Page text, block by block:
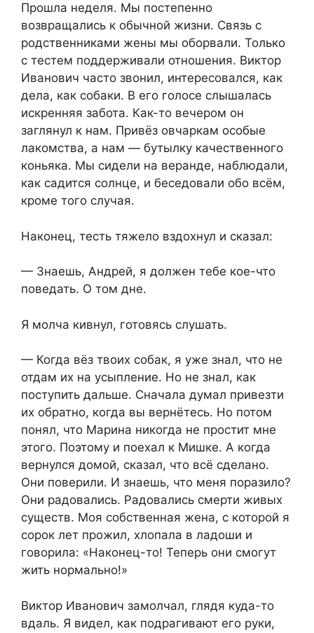
Прошла неделя. Мы постепенно
возвращались к обычной жизни. Связь с
родственниками жены мы оборвали. Только
с тестем поддерживали отношения. Виктор
Иванович часто звонил, интересовался, как
дела, как собаки. В его голосе слышалась
искренняя забота. Как-то вечером он
заглянул к нам. Привёз овчаркам особые
лакомства, а нам — бутылку качественного
коньяка. Мы сидели на веранде, наблюдали,
как садится солнце, и беседовали обо всём,
кроме того случая.
Наконец, тесть тяжело вздохнул и сказал:
— Знаешь, Андрей, я должен тебе кое-что
поведать. О том дне.
Я молча кивнул, готовясь слушать.
— Когда вёз твоих собак, я уже знал, что не
отдам их на усыпление. Но не знал, как
поступить дальше. Сначала думал привезти
их обратно, когда вы вернётесь. Но потом
понял, что Марина никогда не простит мне
этого. Поэтому и поехал к Мишке. А когда
вернулся домой, сказал, что всё сделано.
Они поверили. И знаешь, что меня поразило?
Они радовались. Радовались смерти живых
существ. Моя собственная жена, с которой я
сорок лет прожил, хлопала в ладоши и
говорила: «Наконец-то! Теперь они смогут
жить нормально!»
Виктор Иванович замолчал, глядя куда-то
вдаль. Я видел, как подрагивают его руки,